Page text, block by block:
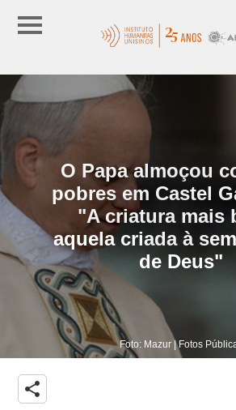
O Papa almoçou
pobres em Castel
"A criatura mais
aquela criada à
de Deus"
Foto: Mazur | Fotos
share